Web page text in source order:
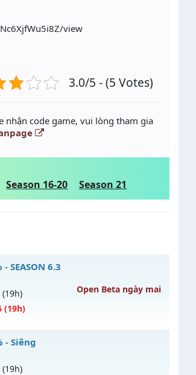
view
3.0/5 - (5 Votes)
code game, vui lòng tham gia
Season 16-20 Season 21
SEASON 6.3
(19h)
(19h)
Open Beta ngày mai
- Siêng
(19h)